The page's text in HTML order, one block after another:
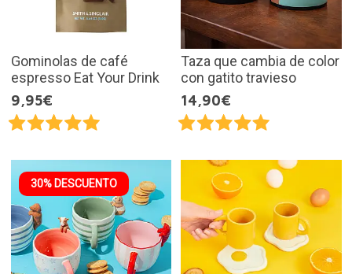
Gominolas de café
espresso Eat Your Drink
9,95€
Taza que cambia de color
con gatito travieso
14,90€
30% DESCUENTO